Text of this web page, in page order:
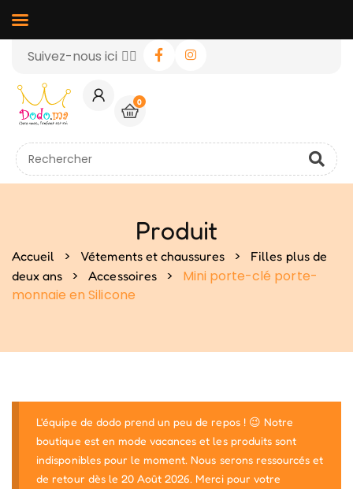
Suivez-nous ici 👉🏻
0
Produit
Accueil > Vétements et chaussures >
Filles plus de
deux ans
> Accessoires >
Mini porte-clé porte-
monnaie en Silicone
L'équipe de dodo prend un peu de repos ! 😉 Notre
boutique est en mode vacances et les produits sont
indisponibles pour le moment. Nous serons ressourcés et
de retour dès le 20 Août 2026. Merci pour votre